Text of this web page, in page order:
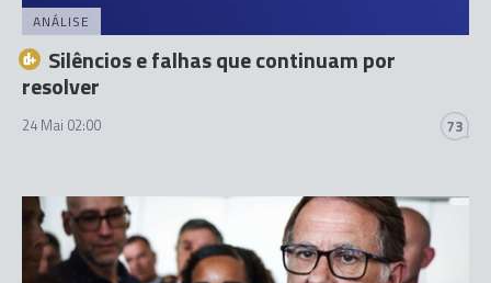
ANÁLISE
Silêncios e falhas que continuam por
resolver
24 Mai 02:00 73